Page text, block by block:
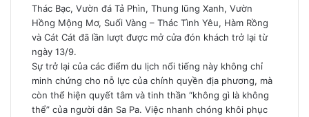
Thác Bạc, Vườn đá Tả Phìn, Thung lũng Xanh, Vườn
Hồng Mộng Mơ, Suối Vàng – Thác Tình Yêu, Hàm Rồng
và Cát Cát đã lần lượt được mở cửa đón khách trở lại từ
ngày 13/9.
Sự trở lại của các điểm du lịch nổi tiếng này không chỉ
minh chứng cho nỗ lực của chính quyền địa phương, mà
còn thể hiện quyết tâm và tinh thần “không gì là không
thể” của người dân Sa Pa. Việc nhanh chóng khôi phục